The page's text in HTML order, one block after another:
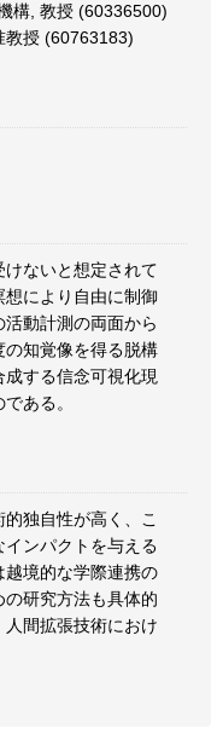
構, 教授 (60336500)
教授 (60763183)
ないと想定されて
により自由に制御
動計測の両面から
知覚像を得る脱構
する信念可視化現
ある。
独自性が高く、こ
ンパクトを与える
境的な学際連携の
研究方法も具体的
間拡張技術におけ